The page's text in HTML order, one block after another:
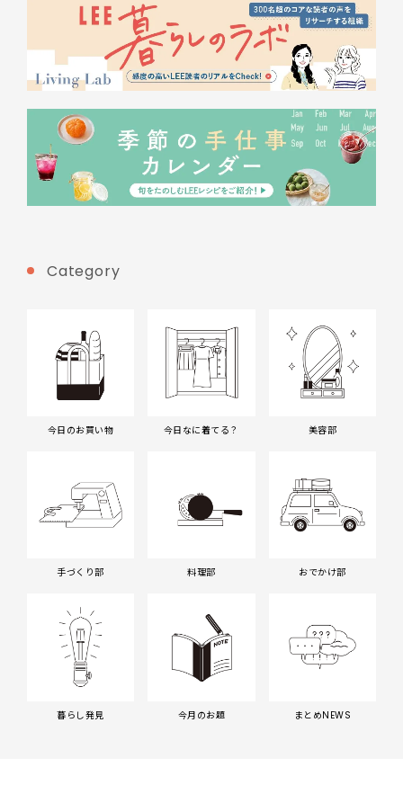
Category
今日のお買い物 今日なに着てる？ 美容部
手づくり部 料理部 おでかけ部
暮らし発見 今月のお題 まとめNEWS